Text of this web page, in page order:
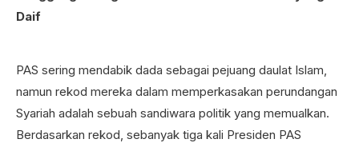
Daif
PAS sering mendabik dada sebagai pejuang daulat Islam,
namun rekod mereka dalam memperkasakan perundangan
Syariah adalah sebuah sandiwara politik yang memualkan.
Berdasarkan rekod, sebanyak tiga kali Presiden PAS